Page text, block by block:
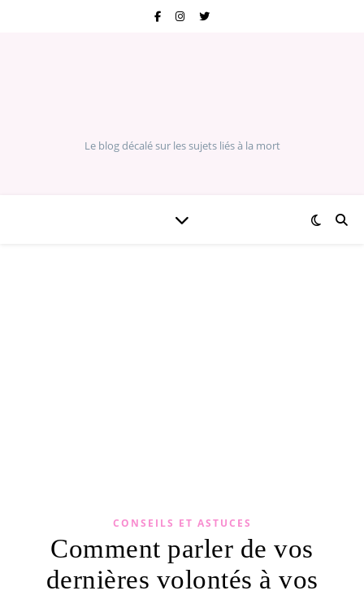
Le blog décalé sur les sujets liés à la mort
CONSEILS ET ASTUCES
Comment parler de vos
dernières volontés à vos